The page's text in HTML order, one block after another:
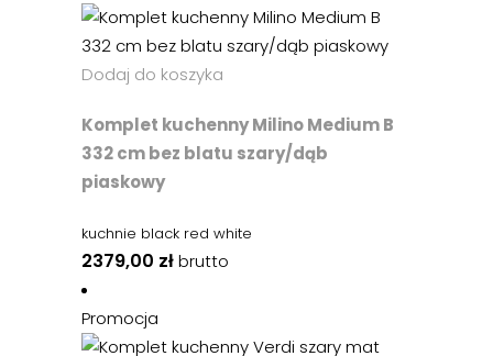
Dodaj do koszyka
Komplet kuchenny Milino Medium B
332 cm bez blatu szary/dąb
piaskowy
kuchnie black red white
2379,00 złbrutto
Promocja